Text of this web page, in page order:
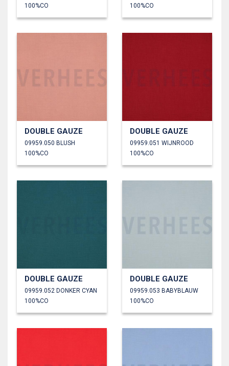
100%CO
100%CO
DOUBLE GAUZE
09959.050 BLUSH
100%CO
DOUBLE GAUZE
09959.051 WIJNROOD
100%CO
DOUBLE GAUZE
09959.052 DONKER CYAN
100%CO
DOUBLE GAUZE
09959.053 BABYBLAUW
100%CO